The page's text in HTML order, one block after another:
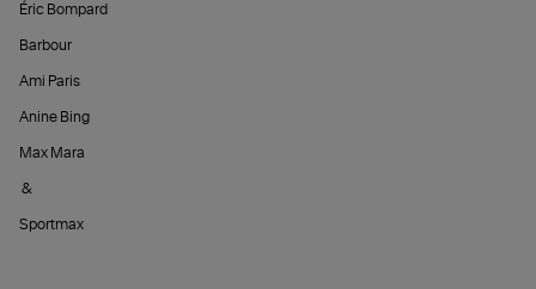
Éric Bompard
Barbour
Ami Paris
Anine Bing
Max Mara
&
Sportmax